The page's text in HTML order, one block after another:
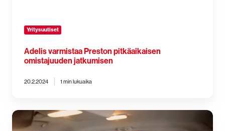
Yritysuutiset
Adelis varmistaa Preston pitkäaikaisen
omistajuuden jatkumisen
20.2.2024 1 min lukuaika
Olemme
nyt